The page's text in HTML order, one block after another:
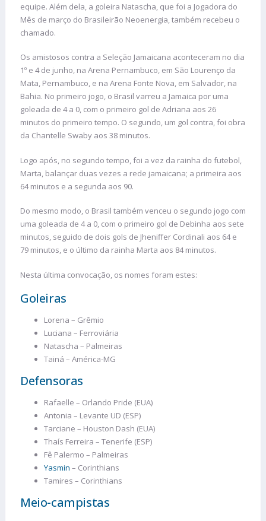
equipe. Além dela, a goleira Natascha, que foi a Jogadora do
Mês de março do Brasileirão Neoenergia, também recebeu o
chamado.
Os amistosos contra a Seleção Jamaicana aconteceram no dia
1º e 4 de junho, na Arena Pernambuco, em São Lourenço da
Mata, Pernambuco, e na Arena Fonte Nova, em Salvador, na
Bahia. No primeiro jogo, o Brasil varreu a Jamaica por uma
goleada de 4 a 0, com o primeiro gol de Adriana aos 26
minutos do primeiro tempo. O segundo, um gol contra, foi obra
da Chantelle Swaby aos 38 minutos.
Logo após, no segundo tempo, foi a vez da rainha do futebol,
Marta, balançar duas vezes a rede jamaicana; a primeira aos
64 minutos e a segunda aos 90.
Do mesmo modo, o Brasil também venceu o segundo jogo com
uma goleada de 4 a 0, com o primeiro gol de Debinha aos sete
minutos, seguido de dois gols de Jheniffer Cordinali aos 64 e
79 minutos, e o último da rainha Marta aos 84 minutos.
Nesta última convocação, os nomes foram estes:
Goleiras
Lorena – Grêmio
Luciana – Ferroviária
Natascha – Palmeiras
Tainá – América-MG
Defensoras
Rafaelle – Orlando Pride (EUA)
Antonia – Levante UD (ESP)
Tarciane – Houston Dash (EUA)
Thaís Ferreira – Tenerife (ESP)
Fê Palermo – Palmeiras
Yasmin – Corinthians
Tamires – Corinthians
Meio-campistas